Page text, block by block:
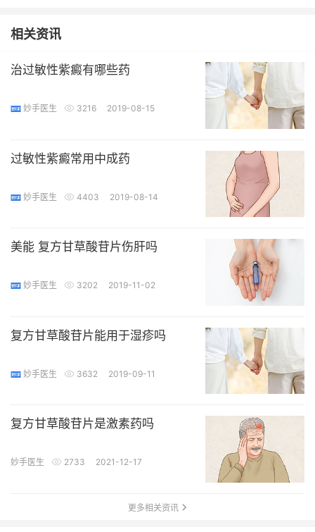
相关资讯
治过敏性紫癜有哪些药
妙手医生 3216 2019-08-15
过敏性紫癜常用中成药
妙手医生 4403 2019-08-14
美能 复方甘草酸苷片伤肝吗
妙手医生 3202 2019-11-02
复方甘草酸苷片能用于湿疹吗
妙手医生 3632 2019-09-11
复方甘草酸苷片是激素药吗
妙手医生 2733 2021-12-17
更多相关资讯